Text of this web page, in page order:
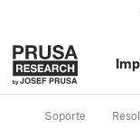
Soporte